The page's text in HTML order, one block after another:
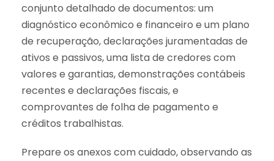
conjunto detalhado de documentos: um
diagnóstico econômico e financeiro e um plano
de recuperação, declarações juramentadas de
ativos e passivos, uma lista de credores com
valores e garantias, demonstrações contábeis
recentes e declarações fiscais, e
comprovantes de folha de pagamento e
créditos trabalhistas.
Prepare os anexos com cuidado, observando as